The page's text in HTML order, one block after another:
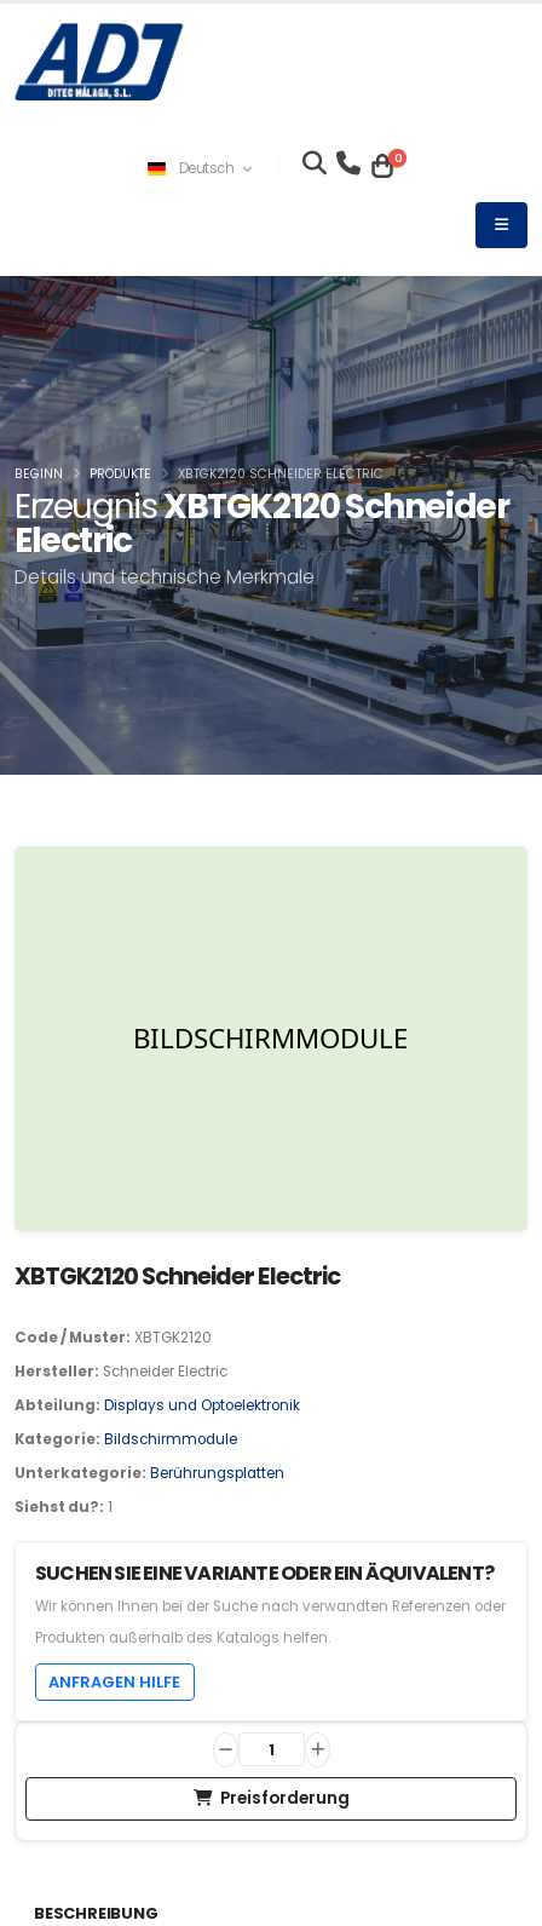
Deutsch 0
ErzeugnisXBTGK2120 Schneider
Electric
Details und technische Merkmale
BEGINN PRODUKTE XBTGK2120 SCHNEIDER ELECTRIC
XBTGK2120 Schneider Electric
Code / Muster: XBTGK2120
Hersteller: Schneider Electric
Abteilung: Displays und Optoelektronik
Kategorie: Bildschirmmodule
Unterkategorie: Berührungsplatten
Siehst du?: 1
SUCHEN SIE EINE VARIANTE ODER EIN ÄQUIVALENT?
Wir können Ihnen bei der Suche nach verwandten Referenzen oder
Produkten außerhalb des Katalogs helfen.
ANFRAGEN HILFE
Preisforderung
BESCHREIBUNG